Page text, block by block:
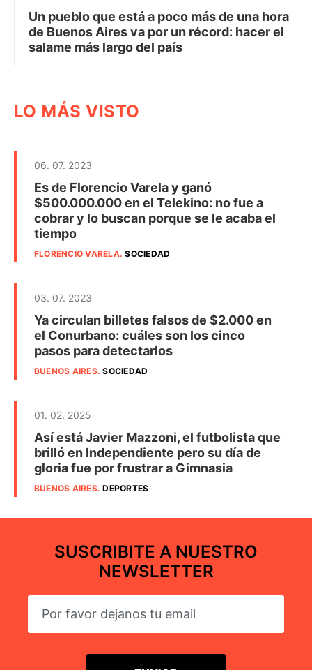
Un pueblo que está a poco más de una hora
de Buenos Aires va por un récord: hacer el
salame más largo del país
LO MÁS VISTO
06. 07. 2023
Es de Florencio Varela y ganó
$500.000.000 en el Telekino: no fue a
cobrar y lo buscan porque se le acaba el
tiempo
FLORENCIO VARELA.SOCIEDAD
03. 07. 2023
Ya circulan billetes falsos de $2.000 en
el Conurbano: cuáles son los cinco
pasos para detectarlos
BUENOS AIRES.SOCIEDAD
01. 02. 2025
Así está Javier Mazzoni, el futbolista que
brilló en Independiente pero su día de
gloria fue por frustrar a Gimnasia
BUENOS AIRES.DEPORTES
SUSCRIBITE A NUESTRO
NEWSLETTER